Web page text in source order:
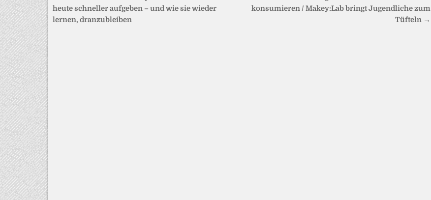
konsumieren / Makey:Lab bringt Jugendliche zum
Tüfteln →
heute schneller aufgeben – und wie sie wieder
lernen, dranzubleiben